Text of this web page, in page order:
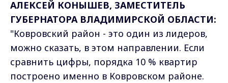
АЛЕКСЕЙ КОНЫШЕВ, ЗАМЕСТИТЕЛЬ
ГУБЕРНАТОРА ВЛАДИМИРСКОЙ ОБЛАСТИ:
"Ковровский район - это один из лидеров,
можно сказать, в этом направлении. Если
сравнить цифры, порядка 10 % квартир
построено именно в Ковровском районе.